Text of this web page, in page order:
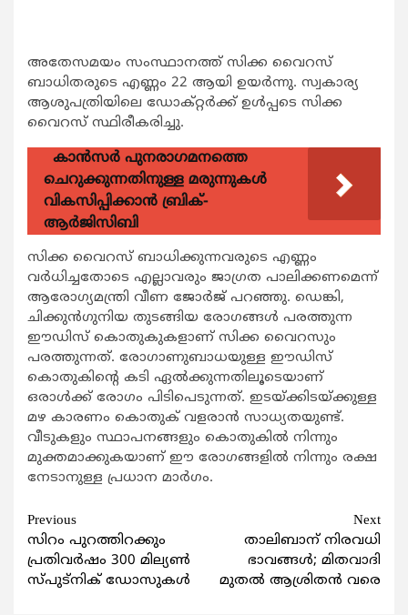
അതേസമയം സംസ്ഥാനത്ത് സിക്ക വൈറസ്
ബാധിതരുടെ എണ്ണം 22 ആയി ഉയര്‍ന്നു. സ്വകാര്യ
ആശുപത്രിയിലെ ഡോക്റ്റര്‍ക്ക് ഉള്‍പ്പടെ സിക്ക
വൈറസ് സ്ഥിരീകരിച്ചു.
കാന്‍സര്‍ പുനരാഗമനത്തെ
ചെറുക്കുന്നതിനുള്ള മരുന്നുകള്‍
വികസിപ്പിക്കാന്‍ ബ്രിക്-
ആര്‍ജിസിബി
സിക്ക വൈറസ് ബാധിക്കുന്നവരുടെ എണ്ണം
വര്‍ധിച്ചതോടെ എല്ലാവരും ജാഗ്രത പാലിക്കണമെന്ന്
ആരോഗ്യമന്ത്രി വീണ ജോര്‍ജ് പറഞ്ഞു. ഡെങ്കി,
ചിക്കുന്‍ഗുനിയ തുടങ്ങിയ രോഗങ്ങള്‍ പരത്തുന്ന
ഈഡിസ് കൊതുകുകളാണ് സിക്ക വൈറസും
പരത്തുന്നത്. രോഗാണുബാധയുള്ള ഈഡിസ്
കൊതുകിന്‍റെ കടി ഏല്‍ക്കുന്നതിലൂടെയാണ്
ഒരാള്‍ക്ക് രോഗം പിടിപെടുന്നത്. ഇടയ്ക്കിടയ്ക്കുള്ള
മഴ കാരണം കൊതുക് വളരാന്‍ സാധ്യതയുണ്ട്.
വീടുകളും സ്ഥാപനങ്ങളും കൊതുകില്‍ നിന്നും
മുക്തമാക്കുകയാണ് ഈ രോഗങ്ങളില്‍ നിന്നും രക്ഷ
നേടാനുള്ള പ്രധാന മാര്‍ഗം.
Continue
Reading
Previous
സിറം പുറത്തിറക്കും
പ്രതിവര്‍ഷം 300 മില്യണ്‍
സ്പുട്നിക് ഡോസുകള്‍
Next
താലിബാന് നിരവധി
ഭാവങ്ങള്‍; മിതവാദി
മുതല്‍ ആശ്രിതന്‍ വരെ